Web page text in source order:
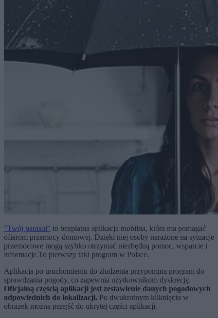
"Twój parasol" to bezpłatna aplikacja mobilna, która ma pomagać
ofiarom przemocy domowej. Dzięki niej osoby narażone na sytuacje
przemocowe mogą szybko otrzymać niezbędną pomoc, wsparcie i
informacje.To pierwszy taki program w Polsce.
Aplikacja po uruchomieniu do złudzenia przypomina program do
sprawdzania pogody, co zapewnia użytkownikom dyskrecję.
Oficjalną częścią aplikacji jest zestawienie danych pogodowych
odpowiednich do lokalizacji. Po dwukrotnym kliknięciu w
obrazek można przejść do ukrytej części aplikacji.